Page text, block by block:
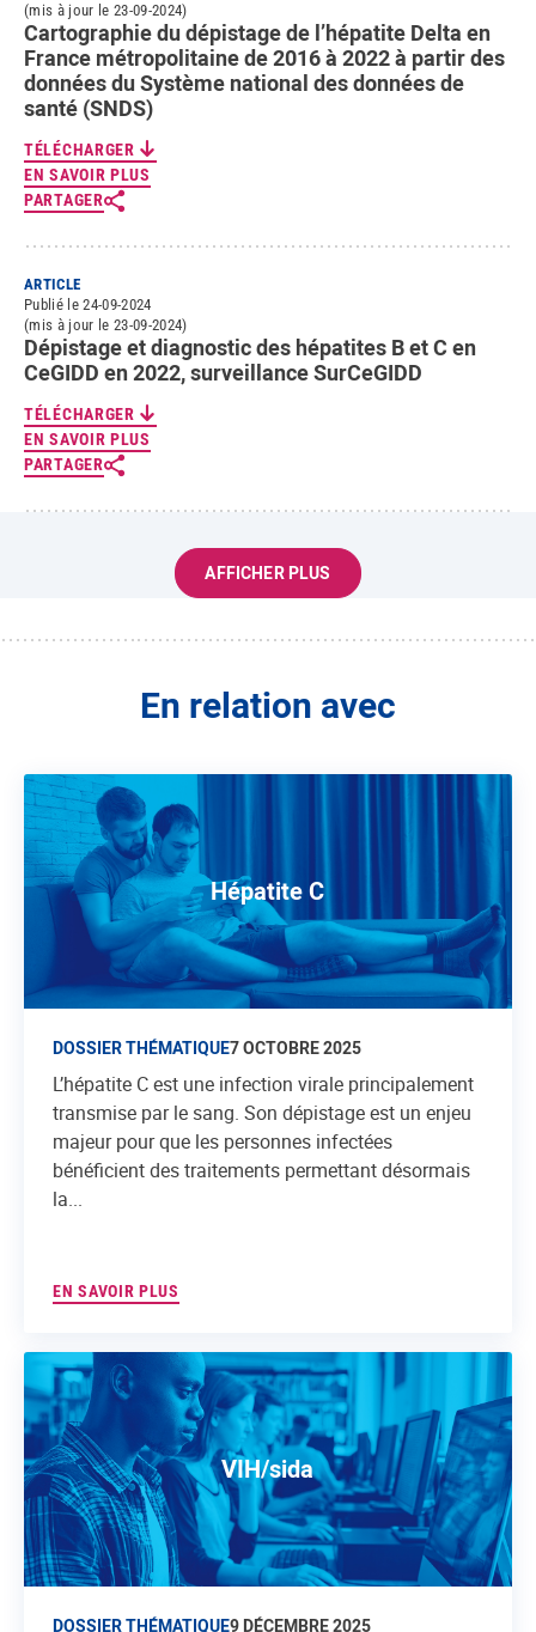
(mis à jour le 23-09-2024)
Cartographie du dépistage de l’hépatite Delta en
France métropolitaine de 2016 à 2022 à partir des
données du Système national des données de
santé (SNDS)
TÉLÉCHARGER
EN SAVOIR PLUS
PARTAGER
ARTICLE
Publié le 24-09-2024
(mis à jour le 23-09-2024)
Dépistage et diagnostic des hépatites B et C en
CeGIDD en 2022, surveillance SurCeGIDD
TÉLÉCHARGER
EN SAVOIR PLUS
PARTAGER
AFFICHER PLUS
En relation avec
Hépatite C
DOSSIER THÉMATIQUE7 OCTOBRE 2025
L’hépatite C est une infection virale principalement
transmise par le sang. Son dépistage est un enjeu
majeur pour que les personnes infectées
bénéficient des traitements permettant désormais
la...
EN SAVOIR PLUS
VIH/sida
DOSSIER THÉMATIQUE9 DÉCEMBRE 2025